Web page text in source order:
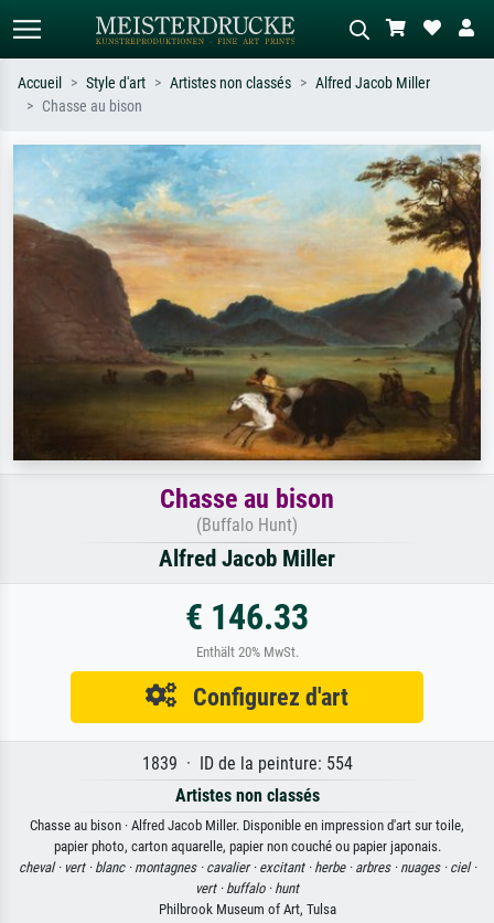
Recherchez par artiste, titre ou style –
ex. Monet, Nuit étoilée,
impressionnisme, vague de Hokusai,
nu.
Décrivez la scène – ex. prairie verte,
abstrait avec beaucoup de rouge,
tableau sombre, nu debout près d'un
arbre.
Accueil Style d'art Artistes non classés
Alfred Jacob Miller
Chasse au bison
Chasse au bison
(Buffalo Hunt)
Alfred Jacob Miller
€ 146.33
Enthält 20% MwSt.
Configurez d'art
1839 · ID de la peinture: 554
Artistes non classés
Chasse au bison · Alfred Jacob Miller. Disponible en impression d'art sur toile,
papier photo, carton aquarelle, papier non couché ou papier japonais.
cheval · vert · blanc · montagnes · cavalier · excitant · herbe · arbres · nuages · ciel ·
vert · buffalo · hunt
Philbrook Museum of Art, Tulsa